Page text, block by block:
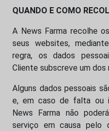
QUANDO E COMO
A News Farma recolhe
seus websites,
regra, os dados
Cliente subscreve um
Alguns dados pessoais
e, em caso de falta ou
News Farma não
serviço em causa pelo